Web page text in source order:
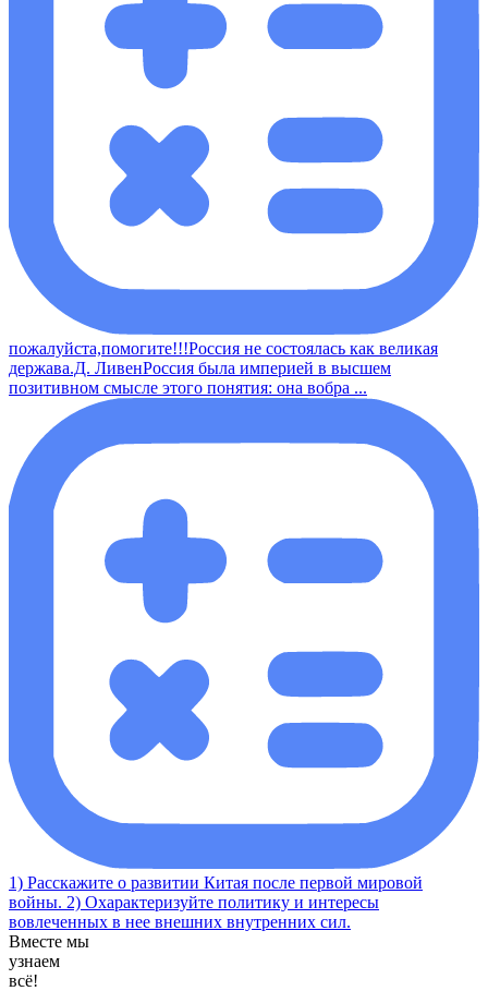
пожалуйста,помогите!!!Россия не состоялась как великая
держава.Д. ЛивенРоссия была империей в высшем
позитивном смысле этого понятия: она вобра ...
1) Расскажите о развитии Китая после первой мировой
войны. 2) Охарактеризуйте политику и интересы
вовлеченных в нее внешних внутренних сил.
Вместе мы
узнаем
всё!